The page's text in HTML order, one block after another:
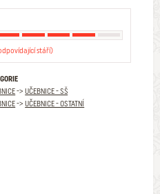
stáří)
->UČEBNICE - SŠ
->UČEBNICE - OSTATNÍ